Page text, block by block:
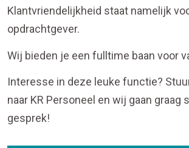
Klantvriendelijkheid staat namelijk
opdrachtgever.
Wij bieden je een fulltime baan voor
Interesse in deze leuke functie?
naar KR Personeel en wij gaan graag
gesprek!